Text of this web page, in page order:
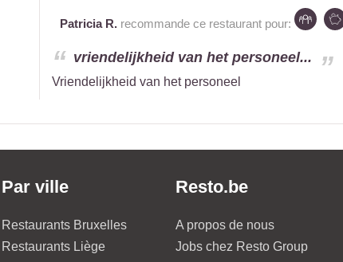
Patricia R. recommande ce restaurant pour:
vriendelijkheid van het personeel...
Vriendelijkheid van het personeel
Par ville
Restaurants Bruxelles
Restaurants Liège
Resto.be
A propos de nous
Jobs chez Resto Group